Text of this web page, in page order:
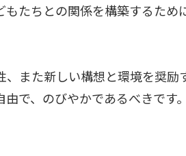
たちとの関係を構築するた
、また新しい構想と環境を奨
由で、のびやかであるべきです